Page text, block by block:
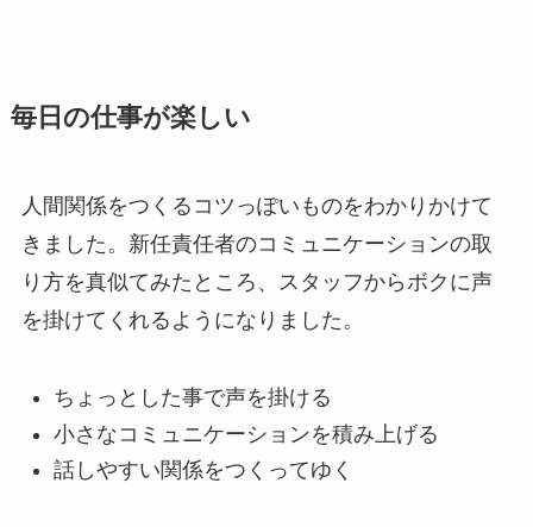
毎日の仕事が楽しい
人間関係をつくるコツっぽいものをわかりかけて
きました。新任責任者のコミュニケーションの取
り方を真似てみたところ、スタッフからボクに声
を掛けてくれるようになりました。
ちょっとした事で声を掛ける
小さなコミュニケーションを積み上げる
話しやすい関係をつくってゆく